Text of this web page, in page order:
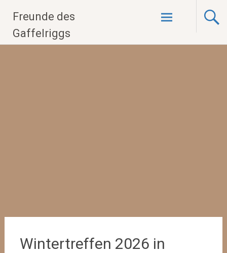
Inhalt
springen
Freunde des
Gaffelriggs
Wintertreffen 2026 in